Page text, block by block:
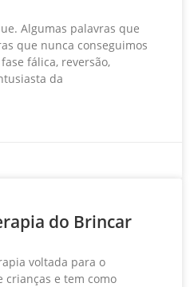
Algumas palavras que
que nunca conseguimos
fálica, reversão,
da
do Brincar
voltada para o
crianças e tem como